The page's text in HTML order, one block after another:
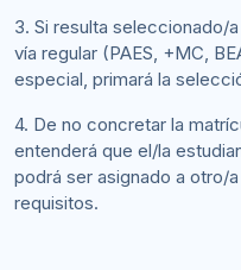
3. Si resulta seleccionado/
vía regular (PAES, +MC,
especial, primará la
4. De no concretar la
entenderá que el/la
podrá ser asignado a otro/
requisitos.